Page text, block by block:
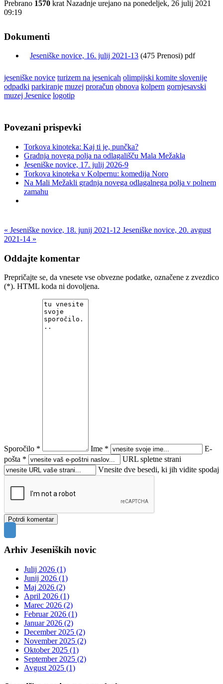
Prebrano 1570 krat Nazadnje urejano na ponedeljek, 26 julij 2021
09:19
Dokumenti
Jeseniške novice, 16. julij 2021-13 (475 Prenosi) pdf
jeseniške novice turizem na jesenicah olimpijski komite slovenije
odpadki parkiranje muzej proračun obnova kolpern gornjesavski
muzej Jesenice logotip
Povezani prispevki
Torkova kinoteka: Kaj ti je, punčka?
Gradnja novega polja na odlagališču Mala Mežakla
Jeseniške novice, 17. julij 2026-9
Torkova kinoteka v Kolpernu: komedija Noro
Na Mali Mežakli gradnja novega odlagalnega polja v polnem
zamahu
« Jeseniške novice, 18. junij 2021-12 Jeseniške novice, 20. avgust
2021-14 »
Oddajte komentar
Prepričajte se, da vnesete vse obvezne podatke, označene z zvezdico
(*). HTML koda ni dovoljena.
Sporočilo * Ime *
E-
pošta *
URL spletne strani
Vnesite dve besedi, ki jih vidite spodaj
Arhiv Jeseniških novic
Julij 2026 (1)
Junij 2026 (1)
Maj 2026 (2)
April 2026 (1)
Marec 2026 (2)
Februar 2026 (1)
Januar 2026 (2)
December 2025 (2)
November 2025 (2)
Oktober 2025 (1)
September 2025 (2)
Avgust 2025 (1)